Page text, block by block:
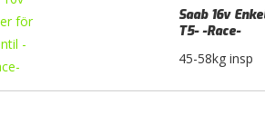
Saab 16v
T5- -Race-
45-58kg insp